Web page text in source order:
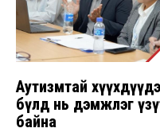
Аутизмтай
бүлд нь дэмжлэг
байна